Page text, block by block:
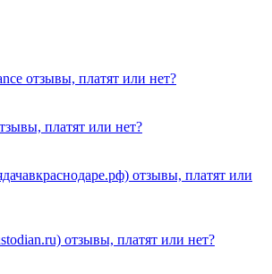
отзывы, платят или нет?
платят или нет?
отзывы, платят или
отзывы, платят или нет?